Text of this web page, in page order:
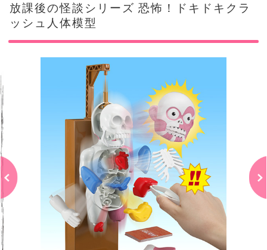
放課後の怪談シリーズ 恐怖！ドキドキクラ
ッシュ人体模型